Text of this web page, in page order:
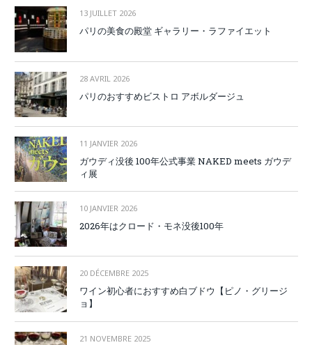
13 JUILLET 2026
パリの美食の殿堂 ギャラリー・ラファイエット
28 AVRIL 2026
パリのおすすめビストロ アボルダージュ
11 JANVIER 2026
ガウディ没後 100年公式事業 NAKED meets ガウデ
ィ展
10 JANVIER 2026
2026年はクロード・モネ没後100年
20 DÉCEMBRE 2025
ワイン初心者におすすめ白ブドウ【ピノ・グリージ
ョ】
21 NOVEMBRE 2025